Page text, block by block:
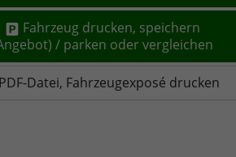
Fahrzeug drucken, speichern
(Angebot) / parken oder vergleichen
Datei, Fahrzeugexposé drucken